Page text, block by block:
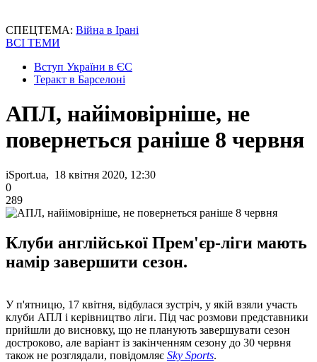
СПЕЦТЕМА: Війна в Ірані
ВСІ ТЕМИ
Вступ України в ЄС
Теракт в Барселоні
АПЛ, найімовірніше, не
повернеться раніше 8 червня
iSport.ua, 18 квітня 2020, 12:30
0
289
Клуби англійської Прем'єр-ліги мають
намір завершити сезон.
У п'ятницю, 17 квітня, відбулася зустріч, у якій взяли участь
клуби АПЛ і керівництво ліги. Під час розмови представники
прийшли до висновку, що не планують завершувати сезон
достроково, але варіант із закінченням сезону до 30 червня
також не розглядали, повідомляє Sky Sports.